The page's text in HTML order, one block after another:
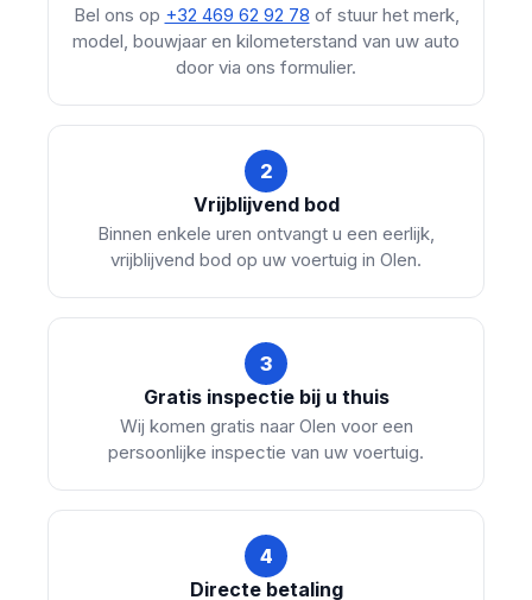
Bel ons op +32 469 62 92 78 of stuur het merk,
model, bouwjaar en kilometerstand van uw auto
door via ons formulier.
2
Vrijblijvend bod
Binnen enkele uren ontvangt u een eerlijk,
vrijblijvend bod op uw voertuig in Olen.
3
Gratis inspectie bij u thuis
Wij komen gratis naar Olen voor een
persoonlijke inspectie van uw voertuig.
4
Directe betaling